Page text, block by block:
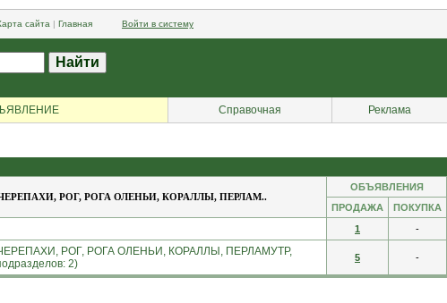
сайта | Главная Войти в систему
Справочная Реклама
РОГ, РОГА ОЛЕНЬИ, КОРАЛЛЫ, ПЕРЛАМ..
ОБЪЯВЛЕНИЯ
ПРОДАЖА
ПОКУПКА
1 -
РОГ, РОГА ОЛЕНЬИ, КОРАЛЛЫ, ПЕРЛАМУТР,
2)
5 -